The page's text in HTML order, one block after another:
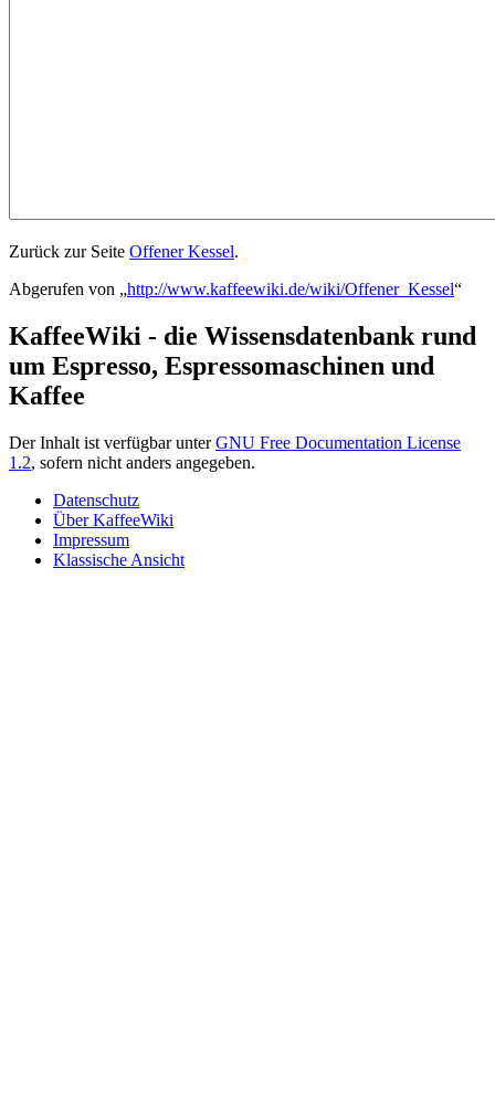
Zurück zur Seite Offener Kessel.
Abgerufen von „http://www.kaffeewiki.de/wiki/Offener_Kessel“
KaffeeWiki - die Wissensdatenbank rund
um Espresso, Espressomaschinen und
Kaffee
Der Inhalt ist verfügbar unterGNU Free Documentation License
1.2, sofern nicht anders angegeben.
Datenschutz
Über KaffeeWiki
Impressum
Klassische Ansicht